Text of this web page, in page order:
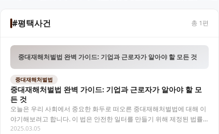
#평택사건 총 1편
중대재해처벌법 완벽 가이드: 기업과 근로자가 알아야 할 모든 것
중대재해처벌법
중대재해처벌법 완벽 가이드: 기업과 근로자가 알아야 할 모
든 것
오늘은 우리 사회에서 중요한 화두로 떠오른 중대재해처벌법에 대해 이
야기해보려고 합니다. 이 법은 안전한 일터를 만들기 위해 제정된 법률
로, 많은 분들이 관심을 가지고 계시죠. 특히…
2025.03.05